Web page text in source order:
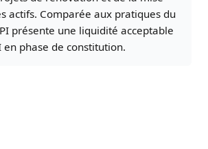
actifs. Comparée aux pratiques du
présente une liquidité acceptable
en phase de constitution.